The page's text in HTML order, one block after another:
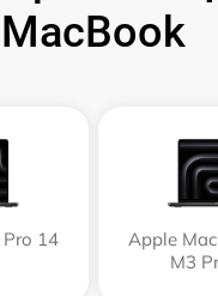
MacBook
14
Apple
M3